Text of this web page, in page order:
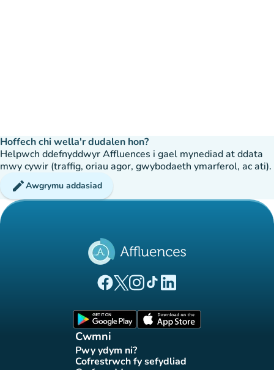
Hoffech chi wella'r dudalen hon?
Helpwch ddefnyddwyr Affluences i gael mynediad at ddata
mwy cywir (traffig, oriau agor, gwybodaeth ymarferol, ac ati).
editAwgrymu addasiad
(tab newydd)
(tab newydd)
(tab newydd)
(tab newydd)
(tab newydd)
Cwmni
Pwy ydym ni?
(tab newydd)
Cofrestrwch fy sefydliad
(tab newydd)